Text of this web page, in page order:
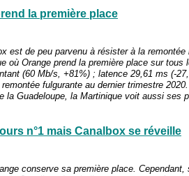
la première place
est de peu parvenu à résister à la remontée
où Orange prend la première place sur
(60 Mb/s, +81%) ; latence 29,61 ms (-
fulgurante au dernier trimestre
la Guadeloupe, la Martinique voit aussi ses
n°1 mais Canalbox se réveille
conserve sa première place. Cependant,